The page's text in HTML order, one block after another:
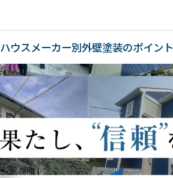
ハウスメーカー別外壁塗装のポイント